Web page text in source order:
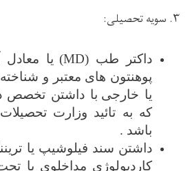
۳. سویه تحصیلی:
داکتر طب (MD
) یا معادل
پوهنتون های معتبر و
یا خارجی با داشتن تخصص
که به تائید وزارت
باشد .
داشتن سند فیلوشیپ یا
کاردیولوژی مداخلوی یا